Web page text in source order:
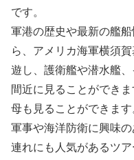
です。
軍港の歴史や最新の艦
ら、アメリカ海軍横須
遊し、護衛艦や潜水艦
間近に見ることができ
母も見ることができます
軍事や海洋防衛に興味
連れにも人気があるツ